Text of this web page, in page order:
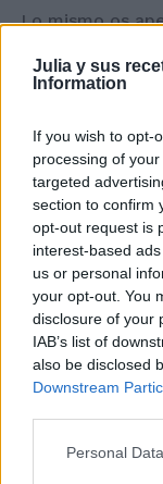
Julia y sus
Information
If you wish to opt-
processing of
targeted
section to confirm
opt-out request is
interest-based
us or personal
your opt-out. You
disclosure of your
IAB’s list of
also be disclosed
Downstream
Personal
Lo mismo os
que os dejo